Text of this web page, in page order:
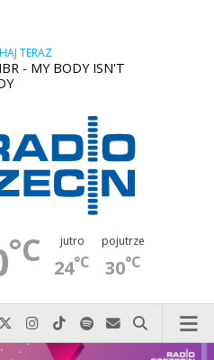
TERAZ
- MY BODY ISN'T
°C jutro
24°C
pojutrze
30°C
po prostu do nas zadzwoń
Odwiedź nas na Facebook-u
Odwiedź nas na X
Odwiedź nas na Instagram-ie
Odwiedź nas na TikTok-u
Szukaj nas na Spotify
Wyślij do nas
Szukaj